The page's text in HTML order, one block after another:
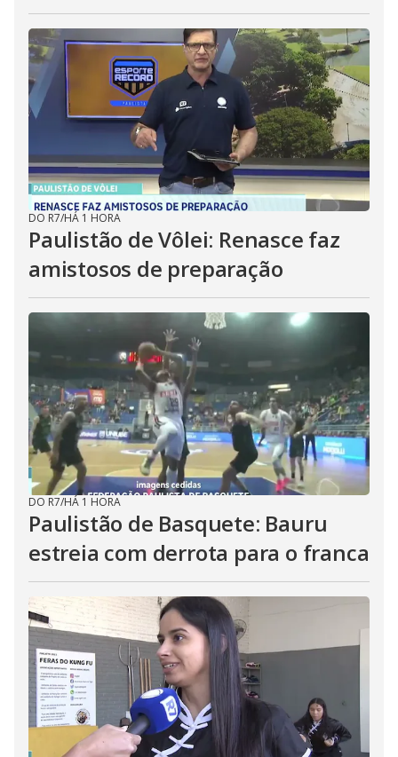
DO R7/HÁ 1 HORA
Paulistão de Vôlei: Renasce faz
amistosos de preparação
DO R7/HÁ 1 HORA
Paulistão de Basquete: Bauru
estreia com derrota para o franca